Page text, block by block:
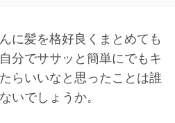
に髪を格好良くまとめても
分でササッと簡単にでもキ
らいいなと思ったことは誰
いでしょうか。